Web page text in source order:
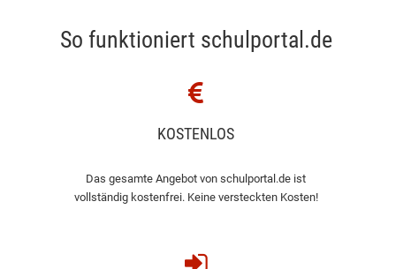
So funktioniert schulportal.de
KOSTENLOS
Das gesamte Angebot von schulportal.de ist
vollständig kostenfrei. Keine versteckten Kosten!